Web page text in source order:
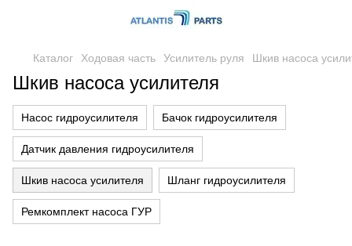
Каталог Ходовая часть Усилитель руля Шкив насоса
Шкив насоса усилителя
Насос гидроусилителя Бачок гидроусилителя
Датчик давления гидроусилителя
Шкив насоса усилителя Шланг гидроусилителя
Ремкомплект насоса ГУР